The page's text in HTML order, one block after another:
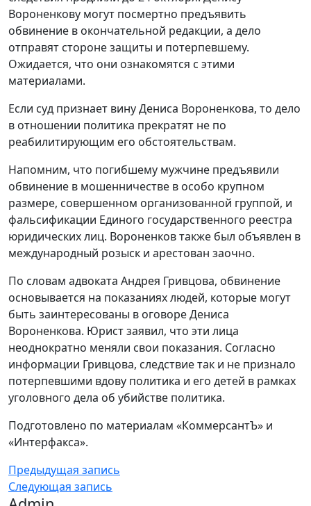
Вороненкову могут посмертно предъявить
обвинение в окончательной редакции, а дело
отправят стороне защиты и потерпевшему.
Ожидается, что они ознакомятся с этими
материалами.
Если суд признает вину Дениса Вороненкова, то дело
в отношении политика прекратят не по
реабилитирующим его обстоятельствам.
Напомним, что погибшему мужчине предъявили
обвинение в мошенничестве в особо крупном
размере, совершенном организованной группой, и
фальсификации Единого государственного реестра
юридических лиц. Вороненков также был объявлен в
международный розыск и арестован заочно.
По словам адвоката Андрея Гривцова, обвинение
основывается на показаниях людей, которые могут
быть заинтересованы в оговоре Дениса
Вороненкова. Юрист заявил, что эти лица
неоднократно меняли свои показания. Согласно
информации Гривцова, следствие так и не признало
потерпевшими вдову политика и его детей в рамках
уголовного дела об убийстве политика.
Подготовлено по материалам «КоммерсантЪ» и
«Интерфакса».
Предыдущая запись
Следующая запись